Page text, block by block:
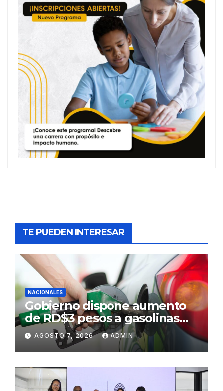
TE PUEDEN INTERESAR
NACIONALES
Gobierno dispone aumento
de RD$3 pesos a gasolinas
premium y regular
AGOSTO 7, 2026 ADMIN